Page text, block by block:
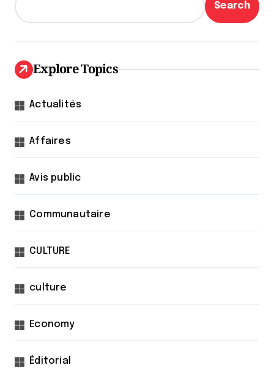
Search
Explore Topics
Actualités
Affaires
Avis public
Communautaire
CULTURE
culture
Economy
Éditorial